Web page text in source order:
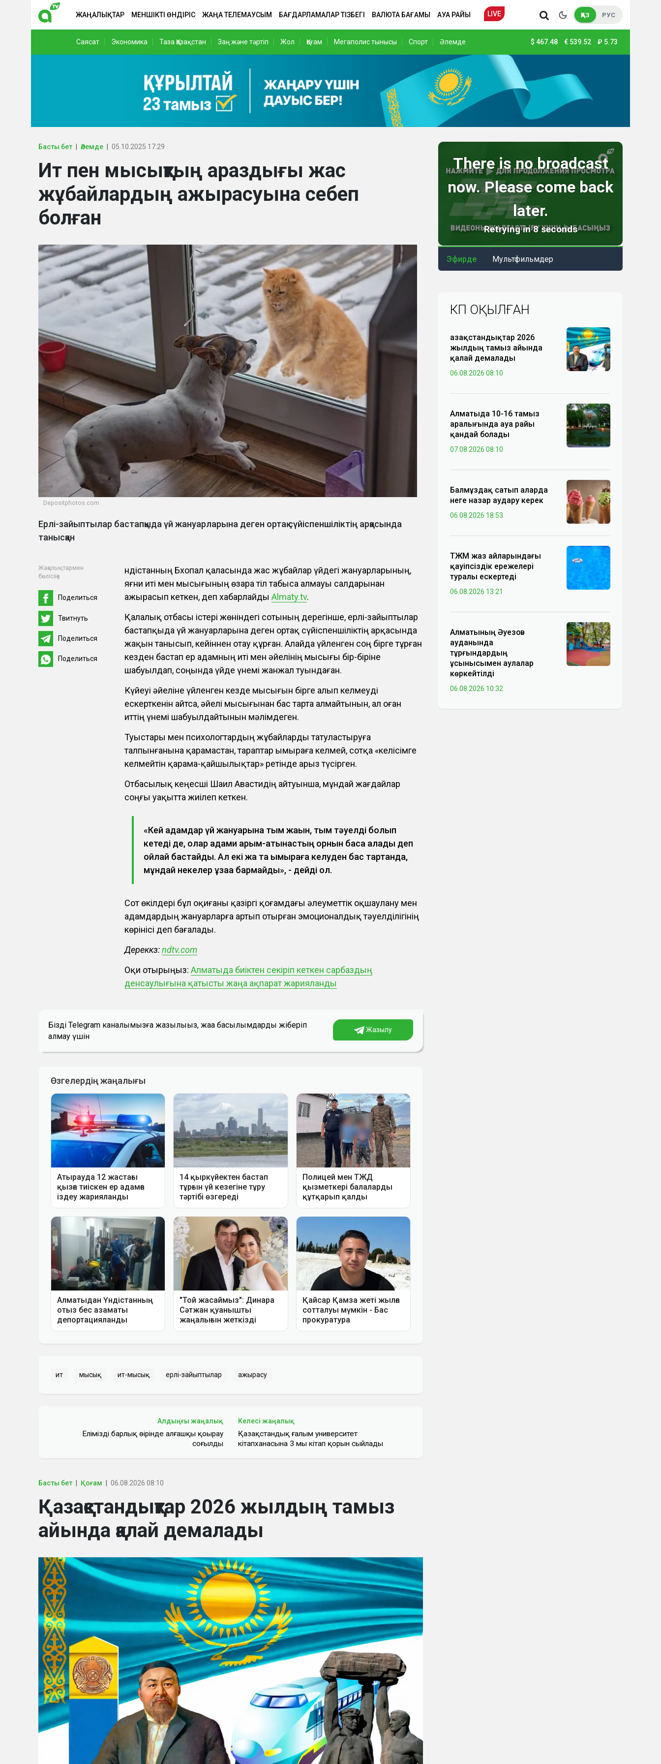
ЖАҢАЛЫҚТАР МЕНШІКТІ ӨНДІРІС ЖАҢА ТЕЛЕМАУСЫМ БАҒДАРЛАМАЛАР ТІЗБЕГІ ВАЛЮТА БАҒАМЫ АУА РАЙЫ LIVE ҚАЗ РУС
Саясат Экономика Таза Қазақстан Заң және тәртіп Жол Қоғам Мегаполис тынысы Спорт Әлемде $ 467.48 € 539.52 ₽ 5.73
Басты бет Әлемде 05.10.2025 17:29
Ит пен мысықтың араздығы жас
жұбайлардың ажырасуына себеп
болған
Depositphotos.com
Ерлі-зайыптылар бастапқыда үй жануарларына деген ортақ сүйіспеншіліктің арқасында
танысқан
Жаңалықтармен
бөлісіңіз
Поделиться
Твитнуть
Поделиться
Поделиться
Үндістанның Бхопал қаласында жас жұбайлар үйдегі жануарларының,
яғни иті мен мысығының өзара тіл табыса алмауы салдарынан
ажырасып кеткен, деп хабарлайдыАlmaty.tv.
Қалалық отбасы істері жөніндегі сотының дерегінше, ерлі-зайыптылар
бастапқыда үй жануарларына деген ортақ сүйіспеншіліктің арқасында
жақын танысып, кейіннен отау құрған. Алайда үйленген соң бірге тұрған
кезден бастап ер адамның иті мен әйелінің мысығы бір-біріне
шабуылдап, соңында үйде үнемі жанжал туындаған.
Күйеуі әйеліне үйленген кезде мысығын бірге алып келмеуді
ескерткенін айтса, әйелі мысығынан бас тарта алмайтынын, ал оған
иттің үнемі шабуылдайтынын мәлімдеген.
Туыстары мен психологтардың жұбайларды татуластыруға
талпынғанына қарамастан, тараптар ымыраға келмей, сотқа «келісімге
келмейтін қарама-қайшылықтар» ретінде арыз түсірген.
Отбасылық кеңесші Шаил Авастидің айтуынша, мұндай жағдайлар
соңғы уақытта жиілеп кеткен.
«Кей адамдар үй жануарына тым жақын, тым тәуелді болып
кетеді де, олар адами қарым-қатынастың орнын баса алады деп
ойлай бастайды. Ал екі жақ та ымыраға келуден бас тартқанда,
мұндай некелер ұзаққа бармайды», - дейді ол.
Сот өкілдері бұл оқиғаны қазіргі қоғамдағы әлеуметтік оқшаулану мен
адамдардың жануарларға артып отырған эмоционалдық тәуелділігінің
көрінісі деп бағалады.
Дереккөз:ndtv.com
Оқи отырыңыз:Алматыда биіктен секіріп кеткен сарбаздың
денсаулығына қатысты жаңа ақпарат жарияланды
Біздің Telegram каналымызға жазылыңыз, жаңа басылымдарды жіберіп
алмау үшін
Жазылу
ит мысық ит-мысық ерлі-зайыптылар ажырасу
Алдыңғы жаңалық
Еліміздің барлық өңірінде алғашқы қоңырау
соғылды
Келесі жаңалық
Қазақстандық ғалым университет
кітапханасына 3 мың кітап қорын сыйлады
Басты бет Қоғам 06.08.2026 08:10
Қазақстандықтар 2026 жылдың тамыз
айында қалай демалады
Эфирде Мультфильмдер
КӨП ОҚЫЛҒАН
Қазақстандықтар 2026
жылдың тамыз айында
қалай демалады
06.08.2026 08:10
Алматыда 10-16 тамыз
аралығында ауа райы
қандай болады
07.08.2026 08:10
Балмұздақ сатып аларда
неге назар аудару керек
06.08.2026 18:53
ТЖМ жаз айларындағы
қауіпсіздік ережелері
туралы ескертеді
06.08.2026 13:21
Алматының Әуезов
ауданында
тұрғындардың
ұсынысымен аулалар
көркейтілді
06.08.2026 10:32